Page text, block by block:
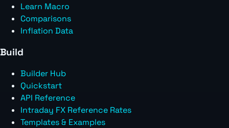
Learn Macro
Comparisons
Inflation Data
Build
Builder Hub
Quickstart
API Reference
Intraday FX Reference Rates
Templates & Examples